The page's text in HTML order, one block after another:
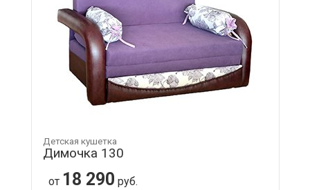
Детская кушетка
Димочка 130
от 18 290 руб.